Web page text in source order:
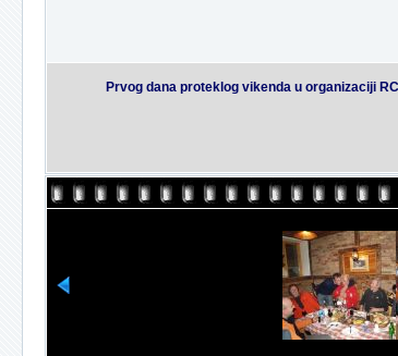
Prvog dana proteklog vikenda u organizaciji